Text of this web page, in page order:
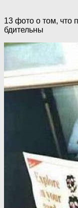
13 фото о том, что
бдительны